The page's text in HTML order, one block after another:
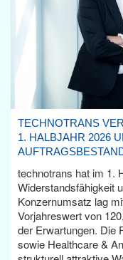
TECHNOTRANS
1. HALBJAHR 2026
technotrans hat im 1.
Widerstandsfähigkeit
Konzernumsatz lag
Vorjahreswert von
der Erwartungen. Die
sowie Healthcare &